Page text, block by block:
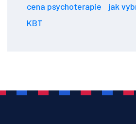
cena psychoterapie
jak
KBT